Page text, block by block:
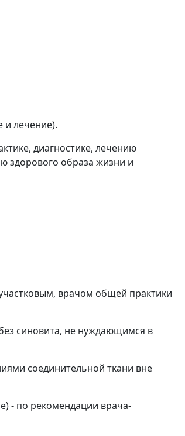
и лечение).
диагностике, лечению
здорового образа жизни и
врачом общей практики
синовита, не нуждающимся в
соединительной ткани вне
- по рекомендации врача-